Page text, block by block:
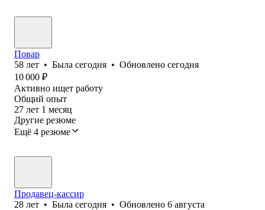
Повар
58 лет • Была сегодня • Обновлено сегодня
10 000 ₽
Активно ищет работу
Общий опыт
27 лет 1 месяц
Другие резюме
Ещё 4 резюме
Продавец-кассир
28 лет • Была сегодня • Обновлено 6 августа